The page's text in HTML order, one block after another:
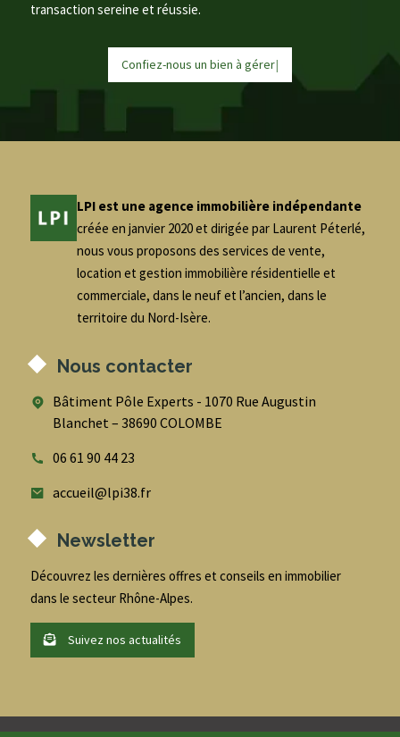
transaction sereine et réussie.
Confiez-nous un bien à gérer|
LPI est une agence immobilière indépendante
créée en janvier 2020 et dirigée par Laurent Péterlé,
nous vous proposons des services de vente,
location et gestion immobilière résidentielle et
commerciale, dans le neuf et l’ancien, dans le
territoire du Nord-Isère.
Nous contacter
Bâtiment Pôle Experts - 1070 Rue Augustin
Blanchet – 38690 COLOMBE
06 61 90 44 23
accueil@lpi38.fr
Newsletter
Découvrez les dernières offres et conseils en immobilier
dans le secteur Rhône-Alpes.
Suivez nos actualités